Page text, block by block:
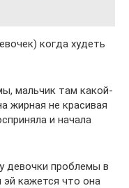
когда худеть
мальчик там какой-
жирная не красивая
и начала
девочки проблемы в
эй кажется что она